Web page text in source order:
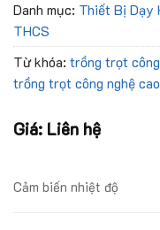
Danh mục: Thiết Bị Dạy
THCS
Từ khóa: trồng trọt
trồng trọt công nghệ cao
Giá: Liên hệ
Cảm biến nhiệt độ